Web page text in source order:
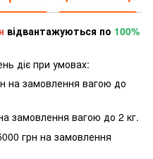
відвантажуються по 100%
діє при умовах:
на замовлення вагою до
замовлення вагою до 2 кг.
грн на замовлення